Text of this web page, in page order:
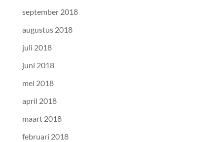
september 2018
augustus 2018
juli 2018
juni 2018
mei 2018
april 2018
maart 2018
februari 2018